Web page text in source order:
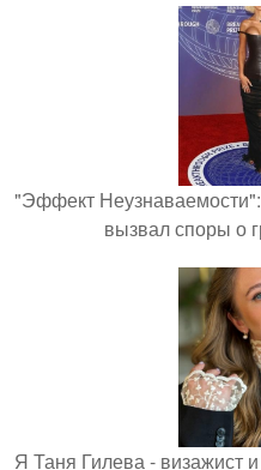
"Эффект
вызвал споры о
Я Таня Гилева - визажист